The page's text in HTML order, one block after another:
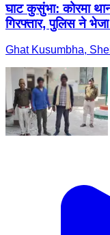
घाट कुसुंभा: कोरमा
गिरफ्तार, पुलिस ने
Ghat Kusumbha,